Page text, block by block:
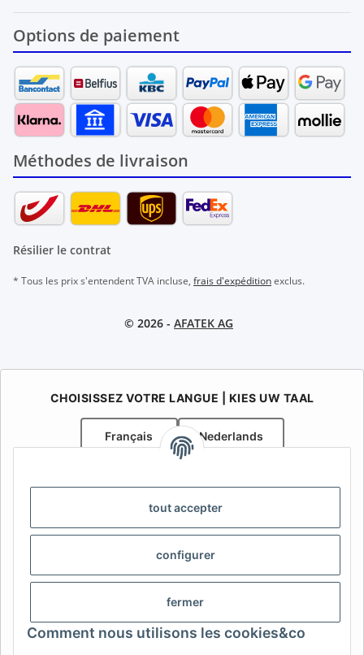
tout accepter
configurer
fermer
Comment nous utilisons les cookies&co
Options de paiement
Méthodes de livraison
Résilier le contrat
* Tous les prix s'entendent TVA incluse, frais d'expéditionexclus.
© 2026 - AFATEK AG
CHOISISSEZ VOTRE LANGUE | KIES UW TAAL
Français Nederlands
specialist in onderdelen voor aanhangwagens
Contact:info@afatek.com
AFATEK INTERNATIONAL – SELECT REGION & LANGUAGE |
CHOISIR LA RÉGION ET LA LANGUE | SELECCIONAR REGIÓN E